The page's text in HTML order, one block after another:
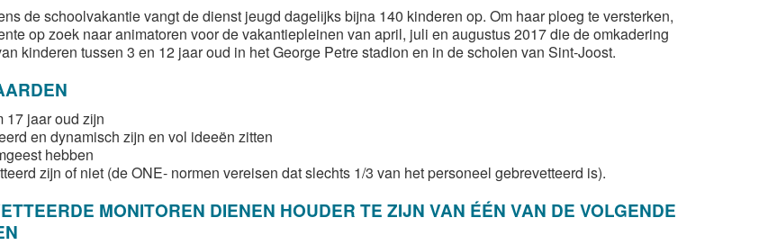
de schoolvakantie vangt de dienst jeugd dagelijks bijna 140 kinderen op. Om haar ploeg te versterken,
op zoek naar animatoren voor de vakantiepleinen van april, juli en augustus 2017 die de omkadering
kinderen tussen 3 en 12 jaar oud in het George Petre stadion en in de scholen van Sint-Joost.
17 jaar oud zijn
en dynamisch zijn en vol ideeën zitten
hebben
zijn of niet (de ONE- normen vereisen dat slechts 1/3 van het personeel gebrevetteerd is).
MONITOREN DIENEN HOUDER TE ZIJN VAN ÉÉN VAN DE VOLGENDE